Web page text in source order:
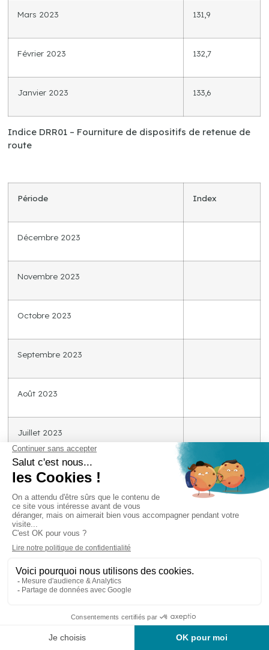
Mars 2023 131,9
Février 2023 132,7
Janvier 2023 133,6
Indice DRR01 – Fourniture de dispositifs de retenue de
route
Période Index
Décembre 2023
Novembre 2023
Octobre 2023
Septembre 2023
Août 2023
Juillet 2023
Juin 2023
Mai 2023
Avril 2023
Mars 2023
152,9